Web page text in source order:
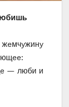
жeмчyжинy
— люби и